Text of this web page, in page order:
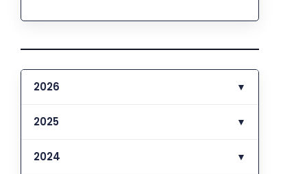
2026 ▼
2025 ▼
2024 ▼